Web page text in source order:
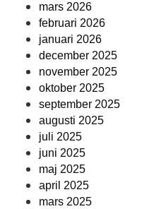
mars 2026
februari 2026
januari 2026
december 2025
november 2025
oktober 2025
september 2025
augusti 2025
juli 2025
juni 2025
maj 2025
april 2025
mars 2025